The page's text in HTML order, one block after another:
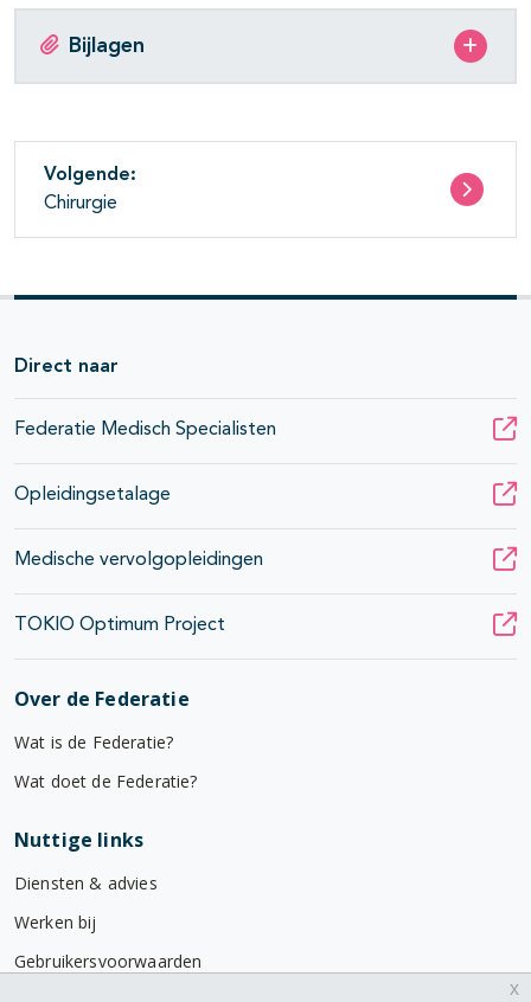
Bijlagen
Volgende:
Chirurgie
Direct naar
Federatie Medisch Specialisten
Opleidingsetalage
Medische vervolgopleidingen
TOKIO Optimum Project
Over de Federatie
Wat is de Federatie?
Wat doet de Federatie?
Nuttige links
Diensten & advies
Werken bij
Gebruikersvoorwaarden
x